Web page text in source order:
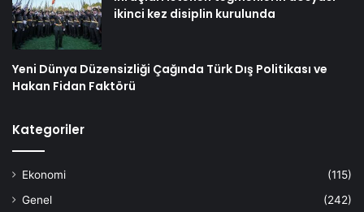
ikinci kez disiplin kurulunda
Yeni Dünya Düzensizliği Çağında Türk Dış Politikası ve
Hakan Fidan Faktörü
Kategoriler
Ekonomi
(115)
Genel
(242)